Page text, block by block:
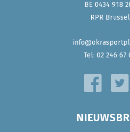
BE 0434 918
RPR Brussel
Tel: 02 246 67